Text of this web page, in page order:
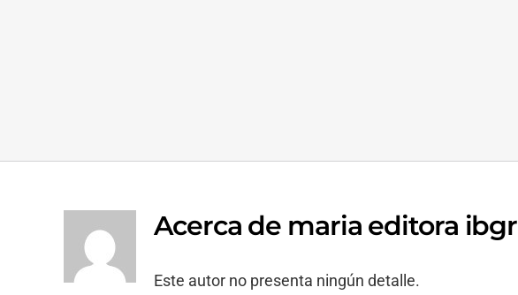
Acerca de maria editora ibgr
Este autor no presenta ningún detalle.